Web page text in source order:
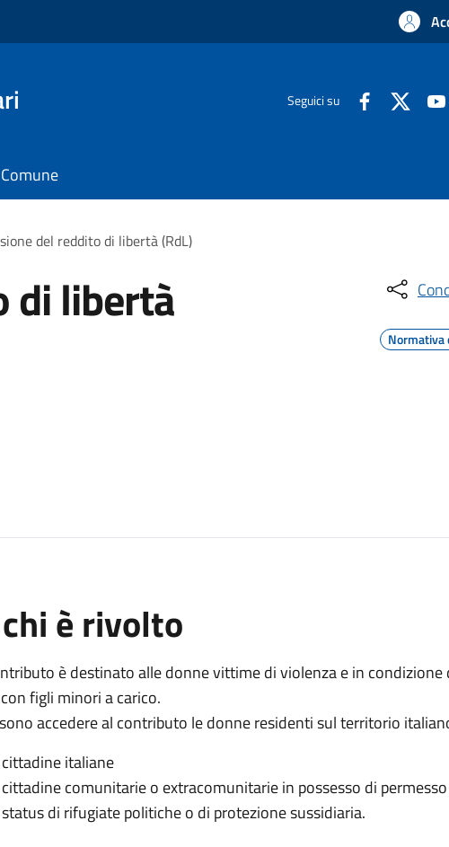
Seguici su
del reddito di libertà (RdL)
di libertà
è rivolto
è destinato alle donne vittime di violenza e in condizione
figli minori a carico.
accedere al contributo le donne residenti sul territorio
cittadine italiane
cittadine comunitarie o extracomunitarie in possesso di
status di rifugiate politiche o di protezione sussidiaria.